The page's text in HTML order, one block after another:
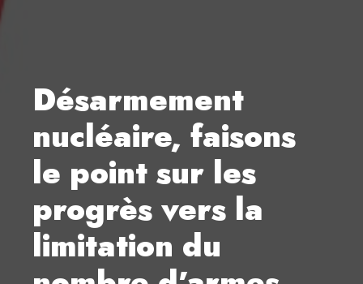
Désarmement
nucléaire, faisons
le point sur les
progrès vers la
limitation du